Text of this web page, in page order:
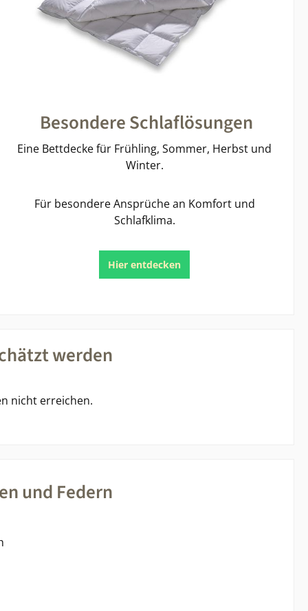
Besondere Schlaflösungen
Eine Bettdecke für Frühling, Sommer, Herbst und
Winter.
Für besondere Ansprüche an Komfort und
Schlafklima.
Hier entdecken
werden
nicht erreichen.
und Federn